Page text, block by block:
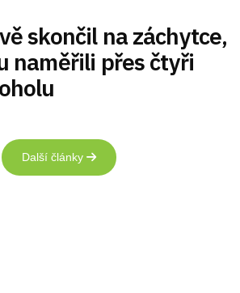
skončil na záchytce,
naměřili přes čtyři
Další články